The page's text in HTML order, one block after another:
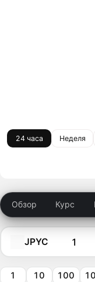
24 часа Неделя
Обзор Курс
JPYC
1 10 100